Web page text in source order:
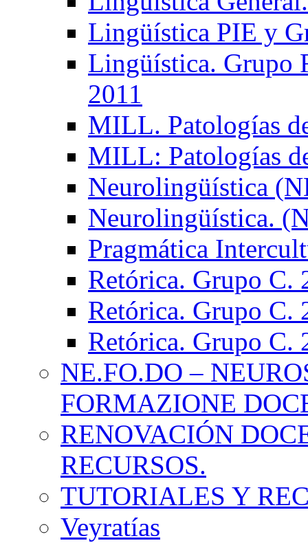
Lingüística PIE y
Lingüística. Grupo
2011
MILL. Patologías
MILL: Patologías
Neurolingüística
Neurolingüística.
Pragmática
Retórica. Grupo C.
Retórica. Grupo C.
Retórica. Grupo C.
NE.FO.DO –
FORMAZIONE
RENOVACIÓN
RECURSOS.
TUTORIALES Y
Veyratías